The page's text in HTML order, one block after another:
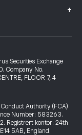
+
Securities Exchange
Company No.
FLOOR 7, 4
Authority (FCA)
Number: 583263.
Registrert kontor: 24th
5AB, England.